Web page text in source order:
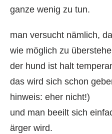
ganze wenig zu tun.
man versucht nämlich,
wie möglich zu
der hund ist halt
das wird sich schon
hinweis: eher nicht!)
und man beeilt sich
ärger wird.